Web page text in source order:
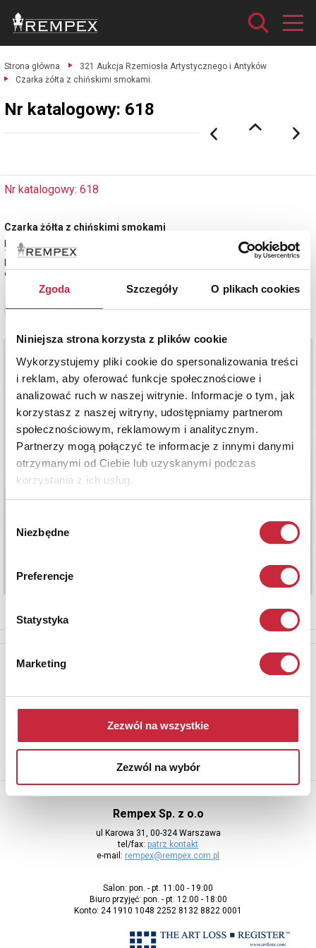
Zgoda Szczegóły O plikach cookies
Niniejsza strona korzysta z plików cookie
Wykorzystujemy pliki cookie do spersonalizowania treści
i reklam, aby oferować funkcje społecznościowe i
analizować ruch w naszej witrynie. Informacje o tym, jak
korzystasz z naszej witryny, udostępniamy partnerom
społecznościowym, reklamowym i analitycznym.
Partnerzy mogą połączyć te informacje z innymi danymi
otrzymanymi od Ciebie lub uzyskanymi podczas
korzystania z ich usług.
zgody
Niezbędne
Preferencje
Statystyka
Marketing
Zezwól na wszystkie
Zezwól na wybór
Strona główna
321 Aukcja Rzemiosła Artystycznego i Antyków
Czarka żółta z chińskimi smokami.
Nr katalogowy: 618
Nr katalogowy: 618
Czarka żółta z chińskimi smokami
porcelana, szkliwo ugrowo-żółte, wys. 5,8 cm; Chiny, dynastia Qing (1644-
1911),
estymacja: 4 000 - 5 000 zł
Zobacz pełne informacje
adres e-mail
Rempex Sp. z o.o
ul Karowa 31, 00-324 Warszawa
tel/fax: patrz kontakt
e-mail: rempex@rempex.com.pl
Salon: pon. - pt. 11:00 - 19:00
Biuro przyjęć: pon. - pt. 12:00 - 18:00
Konto: 24 1910 1048 2252 8132 8822 0001